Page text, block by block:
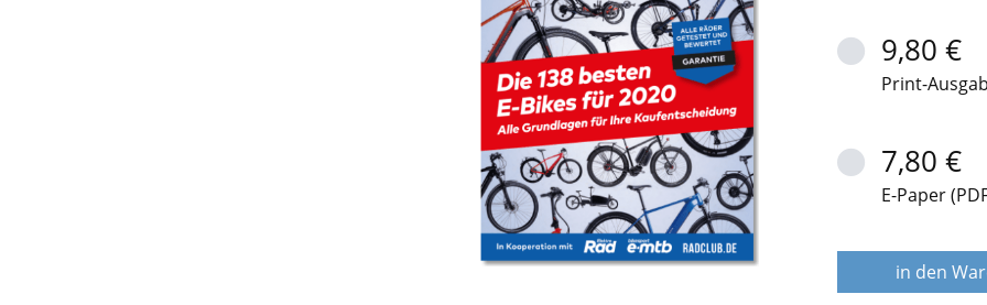
9,80 €
Print-
7,80 €
E-Paper
in den